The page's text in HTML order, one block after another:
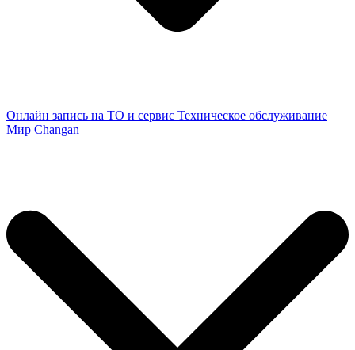
Онлайн запись на ТО и сервис Техническое обслуживание
Мир Changan